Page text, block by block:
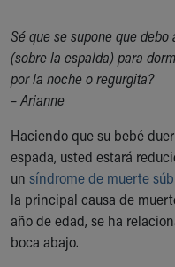
Health Centers
Symptom Checker
Financial Services
Price Estimates
Sports Health Services
New Parents
Find a Pediatrics
Find a Pediatrician
MyChart
Make an
Sé que se supone que
(sobre la espalda) para
por la noche o regurgita?
– Arianne
Haciendo que su bebé
espada, usted estará
un síndrome de muerte
la principal causa de
año de edad, se ha
boca abajo.